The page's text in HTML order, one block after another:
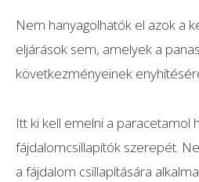
Nem hanyagolhatók el azok a
eljárások sem, amelyek a
következményeinek
Itt ki kell emelni a paracetamol
fájdalomcsillapítók szerepét.
a fájdalom csillapítására